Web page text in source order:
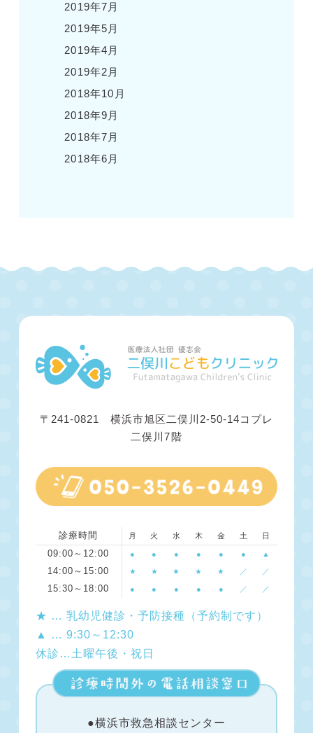
2019年7月
2019年5月
2019年4月
2019年2月
2018年10月
2018年9月
2018年7月
2018年6月
〒241-0821 横浜市旭区二俣川2-50-14コプレ
二俣川7階
診療時間 月 火 水 木 金 土 日
09:00～12:00 ● ● ● ● ● ● ▲
14:00～15:00 ★ ★ ★ ★ ★ ／ ／
15:30～18:00 ● ● ● ● ● ／ ／
★ … 乳幼児健診・予防接種（予約制です）
▲ … 9:30～12:30
休診…土曜午後・祝日
●横浜市救急相談センター